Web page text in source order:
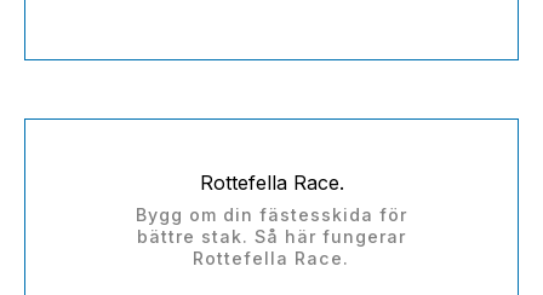
Rottefella Race.
Bygg om din fästesskida för
bättre stak. Så här fungerar
Rottefella Race.